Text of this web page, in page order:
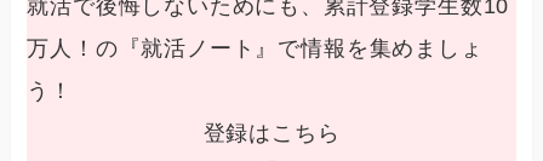
就活で後悔しないためにも、
累計登録学生数10
万人！の 『就活ノート』 で情報を集めましょ
う！
登録はこちら